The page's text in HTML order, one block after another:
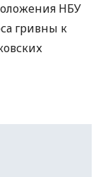
НБУ
гривны к